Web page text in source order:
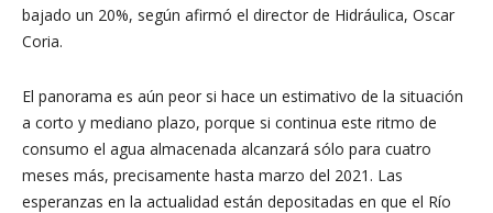
bajado un 20%, según afirmó el director de Hidráulica, Oscar
Coria.
El panorama es aún peor si hace un estimativo de la situación
a corto y mediano plazo, porque si continua este ritmo de
consumo el agua almacenada alcanzará sólo para cuatro
meses más, precisamente hasta marzo del 2021. Las
esperanzas en la actualidad están depositadas en que el Río